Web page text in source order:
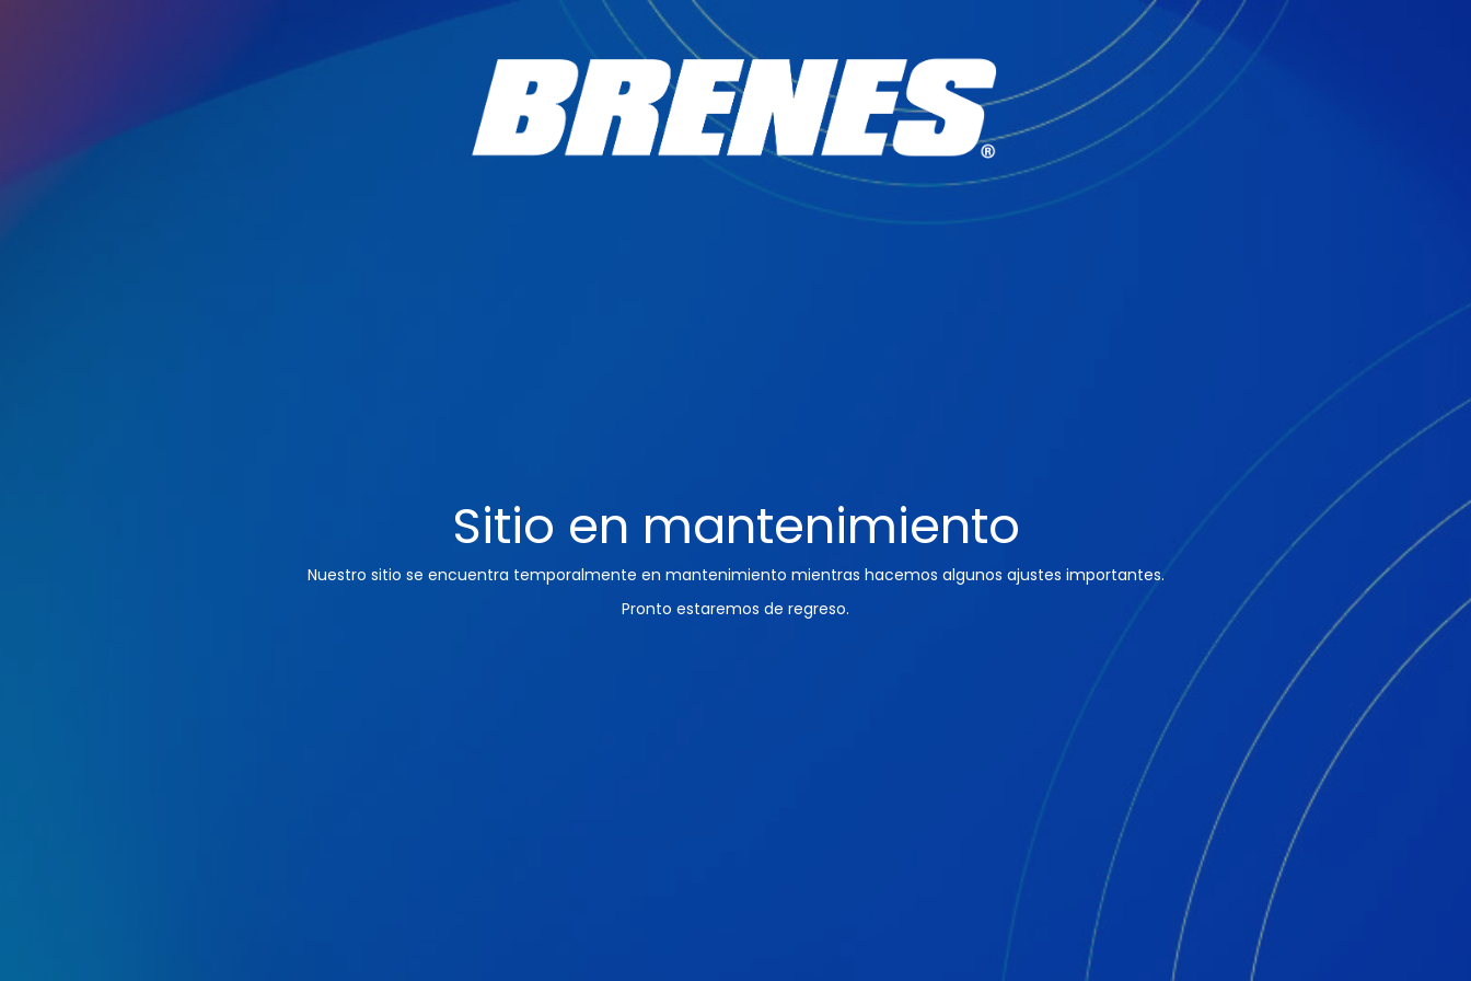
Sitio en mantenimiento
Nuestro sitio se encuentra temporalmente en mantenimiento mientras hacemos algunos ajustes importantes.
Pronto estaremos de regreso.